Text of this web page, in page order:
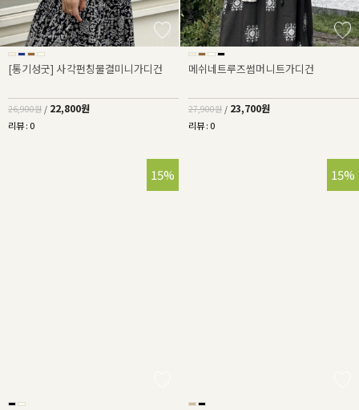
[통기성굿] 사각펀칭물결미니가디건
26,900원 / 22,800원
리뷰 : 0
메쉬네트루즈썸머니트가디건
27,900원 / 23,700원
리뷰 : 0
15% 15%